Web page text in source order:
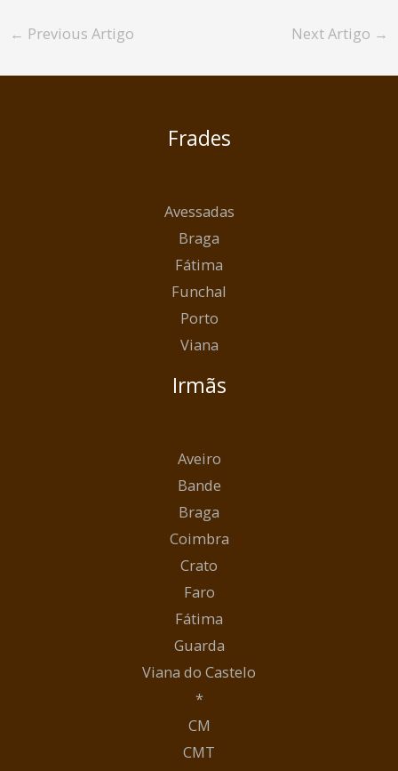
← Previous Artigo Next Artigo →
Frades
Avessadas
Braga
Fátima
Funchal
Porto
Viana
Irmãs
Aveiro
Bande
Braga
Coimbra
Crato
Faro
Fátima
Guarda
Viana do Castelo
*
CM
CMT